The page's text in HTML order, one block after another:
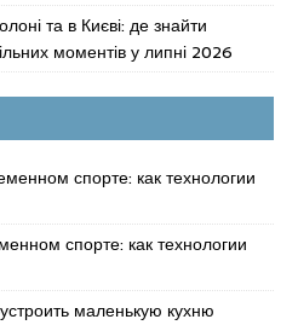
та в Києві: де знайти
моментів у липні 2026
спорте: как технологии
спорте: как технологии
маленькую кухню